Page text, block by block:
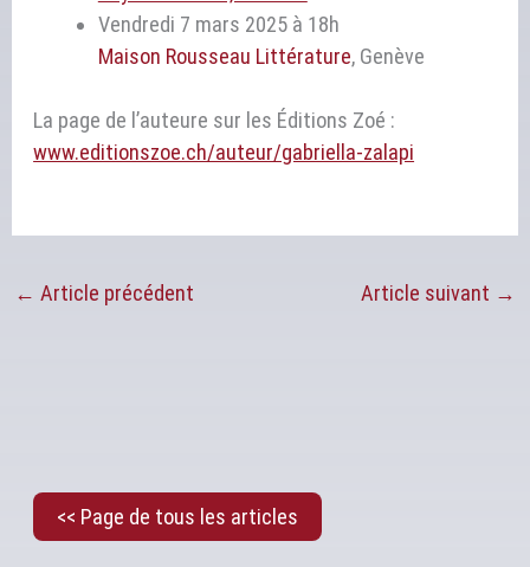
Vendredi 7 mars 2025 à 18h
Maison Rousseau Littérature, Genève
La page de l’auteure sur les Éditions Zoé :
www.editionszoe.ch/auteur/gabriella-zalapi
← Article précédent Article suivant →
<< Page de tous les articles